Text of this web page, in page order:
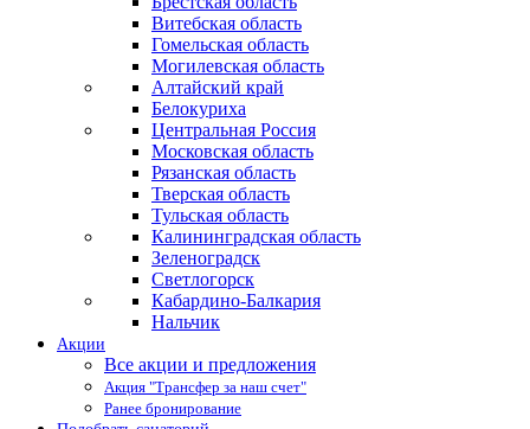
Витебская область
Гомельская область
Могилевская область
Алтайский край
Белокуриха
Центральная Россия
Московская область
Рязанская область
Тверская область
Тульская область
Калининградская область
Зеленоградск
Светлогорск
Кабардино-Балкария
Нальчик
Акции
Все акции и предложения
Акция "Трансфер за наш счет"
Ранее бронирование